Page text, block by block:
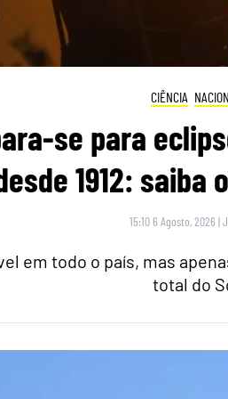
CIÊNCIA
se para
1912: saiba
15:10 6 Agosto, 2026 |
em todo o país, mas
total do